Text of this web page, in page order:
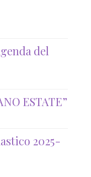
del
ESTATE”
2025-